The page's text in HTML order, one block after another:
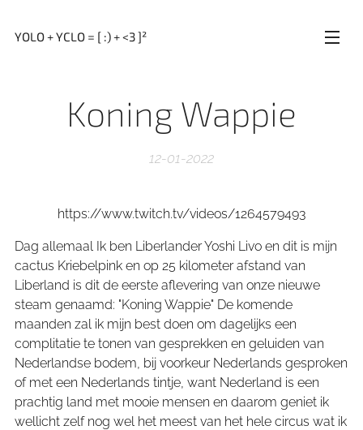
YOLO + YCLO = [ :) + <3 ]²
Koning Wappie
12-01-2022
https://www.twitch.tv/videos/1264579493
Dag allemaal Ik ben Liberlander Yoshi Livo en dit is mijn
cactus Kriebelpink en op 25 kilometer afstand van
Liberland is dit de eerste aflevering van onze nieuwe
steam genaamd: "Koning Wappie" De komende
maanden zal ik mijn best doen om dagelijks een
complitatie te tonen van gesprekken en geluiden van
Nederlandse bodem, bij voorkeur Nederlands gesproken
of met een Nederlands tintje, want Nederland is een
prachtig land met mooie mensen en daarom geniet ik
wellicht zelf nog wel het meest van het hele circus wat ik